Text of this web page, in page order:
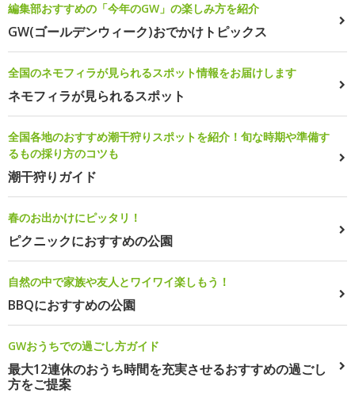
編集部おすすめの「今年のGW」の楽しみ方を紹介
GW(ゴールデンウィーク)おでかけトピックス
全国のネモフィラが見られるスポット情報をお届けします
ネモフィラが見られるスポット
全国各地のおすすめ潮干狩りスポットを紹介！旬な時期や準備す
るもの採り方のコツも
潮干狩りガイド
春のお出かけにピッタリ！
ピクニックにおすすめの公園
自然の中で家族や友人とワイワイ楽しもう！
BBQにおすすめの公園
GWおうちでの過ごし方ガイド
最大12連休のおうち時間を充実させるおすすめの過ごし
方をご提案